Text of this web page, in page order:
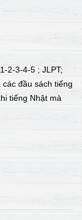
2-3-4-5 ; JLPT;
đầu sách tiếng
tiếng Nhật mà